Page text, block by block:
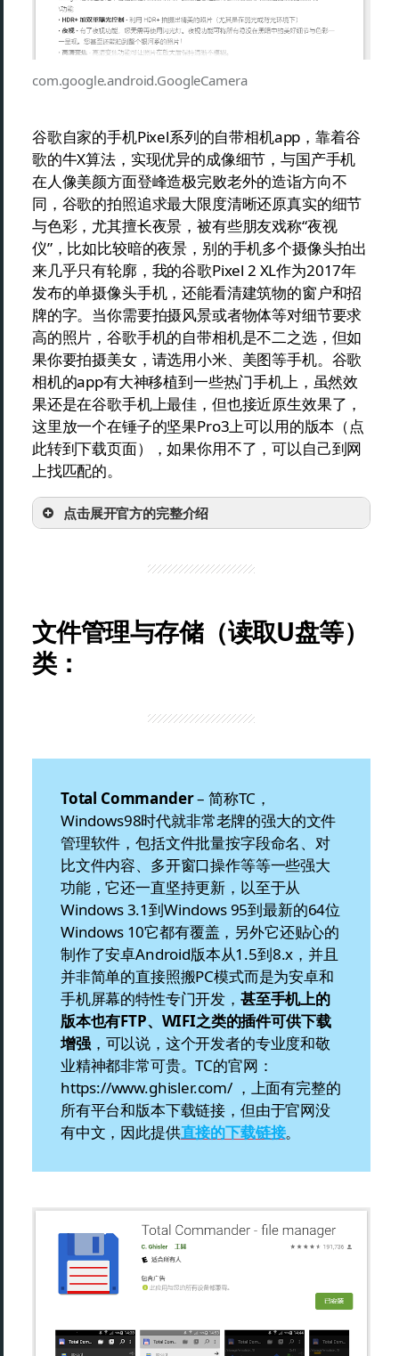
com.google.android.GoogleCamera
谷歌自家的手机Pixel系列的自带相机app，靠着谷
歌的牛X算法，实现优异的成像细节，与国产手机
在人像美颜方面登峰造极完败老外的造诣方向不
同，谷歌的拍照追求最大限度清晰还原真实的细节
与色彩，尤其擅长夜景，被有些朋友戏称“夜视
仪”，比如比较暗的夜景，别的手机多个摄像头拍出
来几乎只有轮廓，我的谷歌Pixel 2 XL作为2017年
发布的单摄像头手机，还能看清建筑物的窗户和招
牌的字。当你需要拍摄风景或者物体等对细节要求
高的照片，谷歌手机的自带相机是不二之选，但如
果你要拍摄美女，请选用小米、美图等手机。谷歌
相机的app有大神移植到一些热门手机上，虽然效
果还是在谷歌手机上最佳，但也接近原生效果了，
这里放一个在锤子的坚果Pro3上可以用的版本（点
此转到下载页面），如果你用不了，可以自己到网
上找匹配的。
点击展开官方的完整介绍
文件管理与存储（读取U盘等）
类：
Total Commander– 简称TC，
Windows98时代就非常老牌的强大的文件
管理软件，包括文件批量按字段命名、对
比文件内容、多开窗口操作等等一些强大
功能，它还一直坚持更新，以至于从
Windows 3.1到Windows 95到最新的64位
Windows 10它都有覆盖，另外它还贴心的
制作了安卓Android版本从1.5到8.x，并且
并非简单的直接照搬PC模式而是为安卓和
手机屏幕的特性专门开发， 甚至手机上的
版本也有FTP、WIFI之类的插件可供下载
增强，可以说，这个开发者的专业度和敬
业精神都非常可贵。TC的官网：
https://www.ghisler.com/ ，上面有完整的
所有平台和版本下载链接，但由于官网没
有中文，因此提供直接的下载链接。